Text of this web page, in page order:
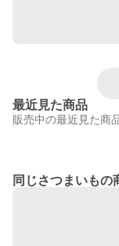
最近見た商品
販売中の最近見た商
同じさつまいもの